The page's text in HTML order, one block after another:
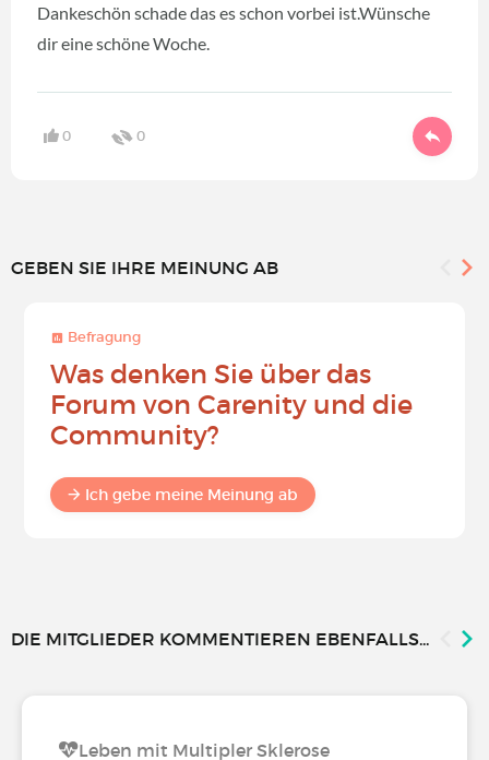
Dankeschön schade das es schon vorbei ist.Wünsche
dir eine schöne Woche.
0 0
GEBEN SIE IHRE MEINUNG AB
Befragung
Was denken Sie über das
Forum von Carenity und die
Community?
Ich gebe meine Meinung ab
DIE MITGLIEDER KOMMENTIEREN EBENFALLS...
Leben mit Multipler Sklerose